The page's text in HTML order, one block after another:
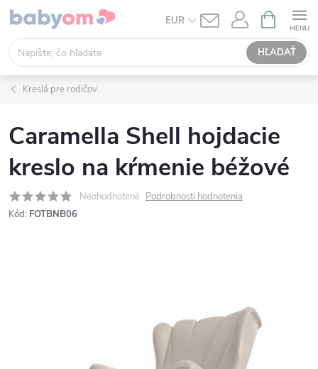
Prejsť
obsah
EUR
HĽADAŤ
KOŠÍK
Kreslá pre rodičov
Caramella Shell hojdacie
kreslo na kŕmenie béžové
Neohodnotené Podrobnosti hodnotenia
Kód: FOTBNB06